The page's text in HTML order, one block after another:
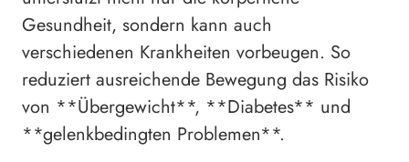
Gesundheit, sondern kann auch
verschiedenen Krankheiten vorbeugen. So
reduziert ausreichende Bewegung das Risiko
von **Übergewicht**, **Diabetes** und
**gelenkbedingten Problemen**.